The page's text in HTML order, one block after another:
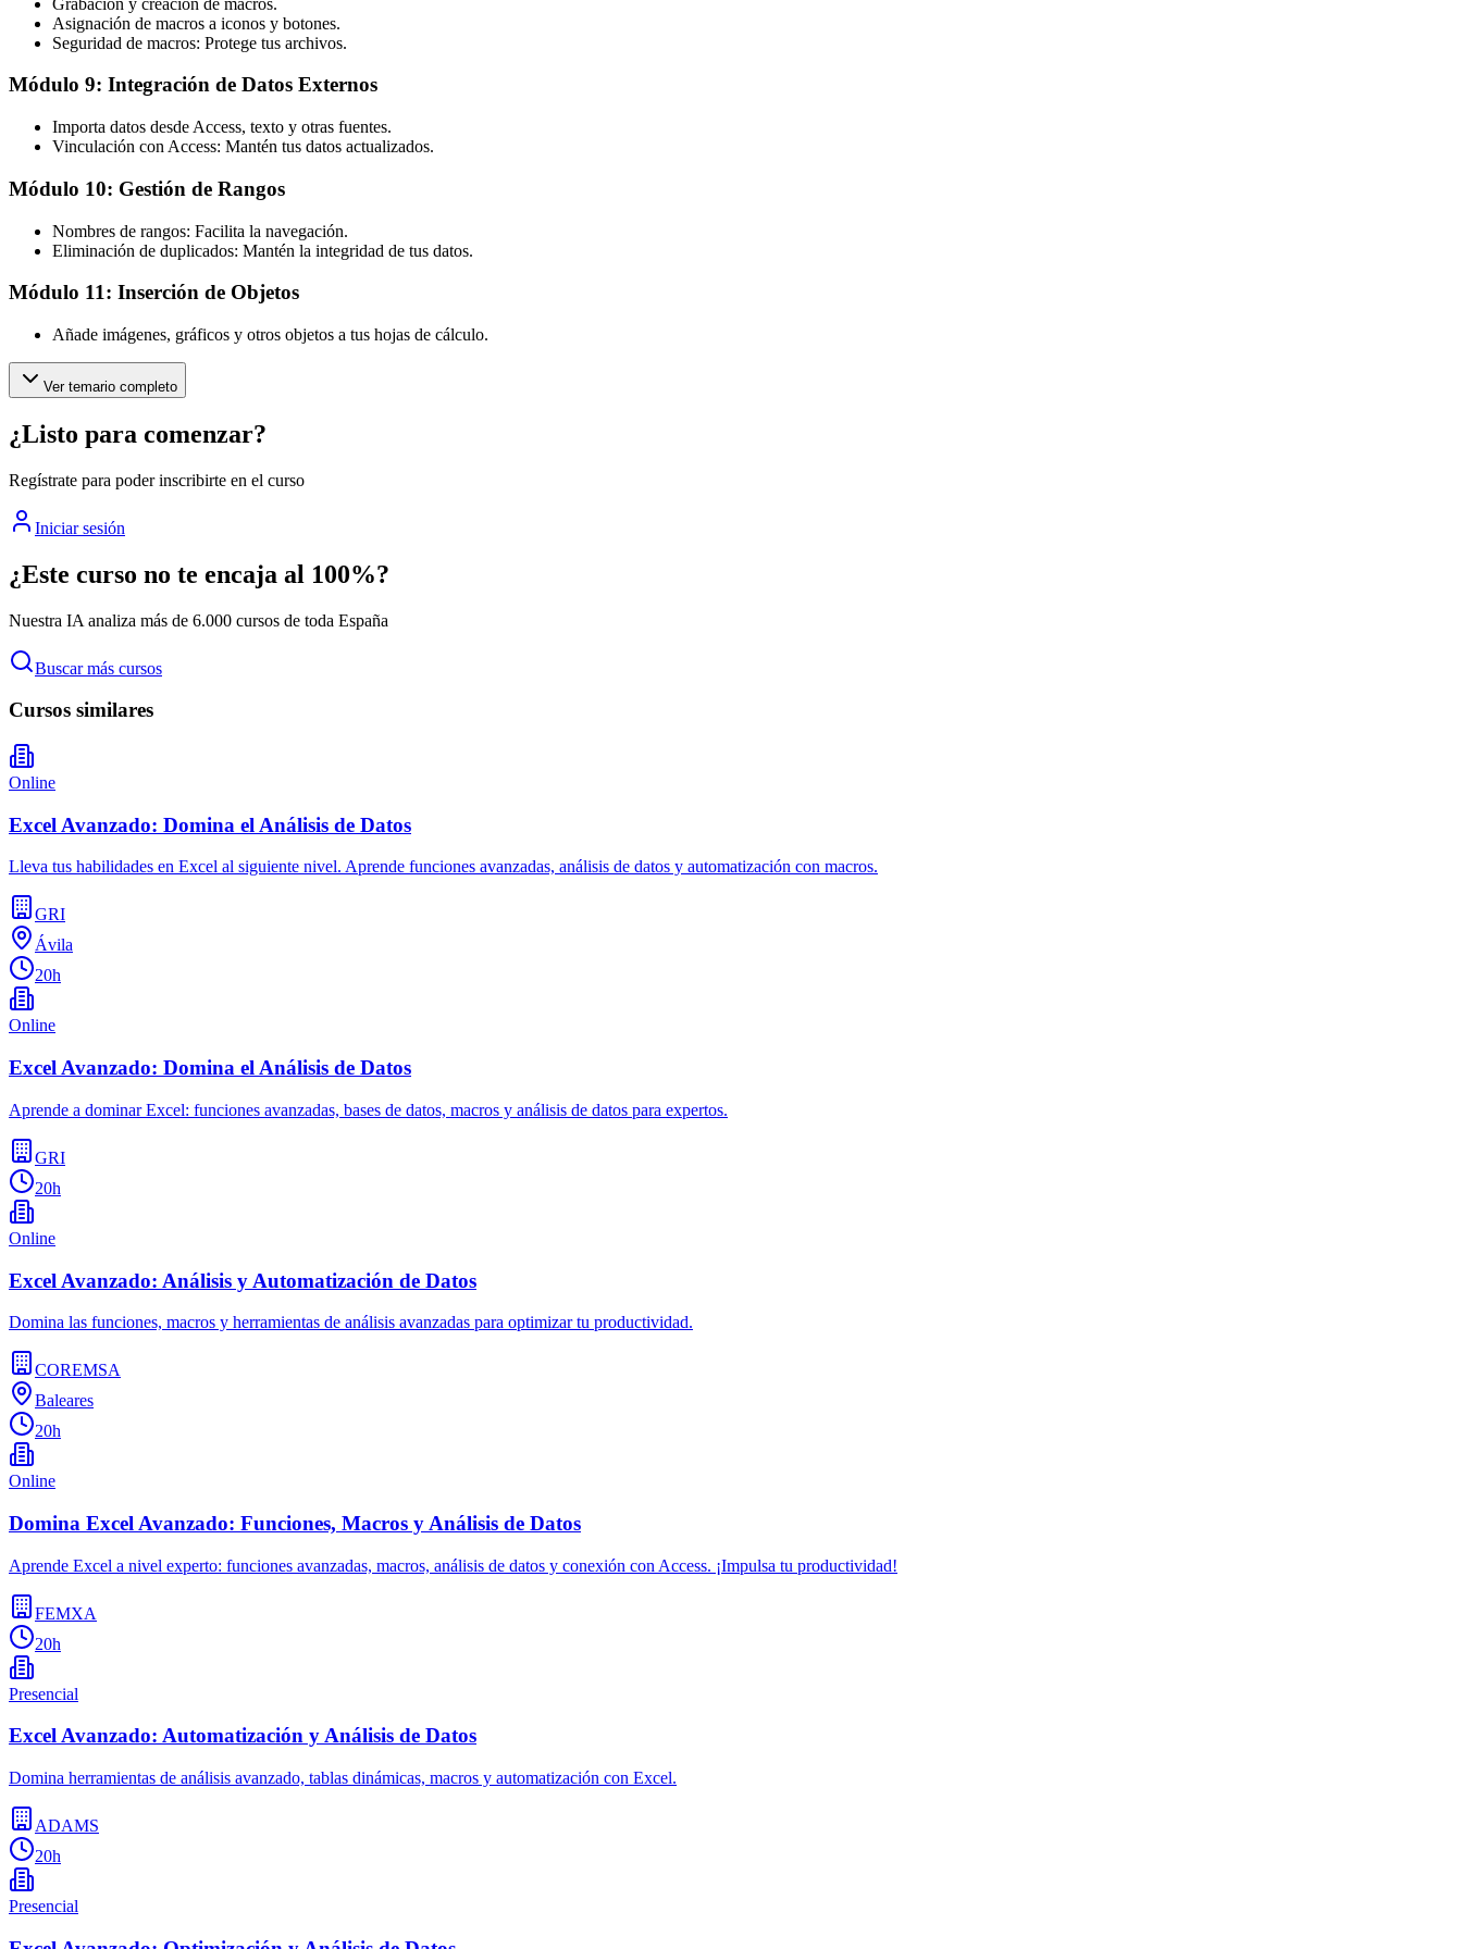
Asignación de macros a iconos y botones.
Seguridad de macros: Protege tus archivos.
Módulo 9: Integración de Datos Externos
Importa datos desde Access, texto y otras fuentes.
Vinculación con Access: Mantén tus datos actualizados.
Módulo 10: Gestión de Rangos
Nombres de rangos: Facilita la navegación.
Eliminación de duplicados: Mantén la integridad de tus datos.
Módulo 11: Inserción de Objetos
Añade imágenes, gráficos y otros objetos a tus hojas de cálculo.
Ver temario completo
¿Listo para comenzar?
Regístrate para poder inscribirte en el curso
Iniciar sesión
¿Este curso no te encaja al 100%?
Nuestra IA analiza más de 6.000 cursos de toda España
Buscar más cursos
Cursos similares
Online
Excel Avanzado: Domina el Análisis de Datos
Lleva tus habilidades en Excel al siguiente nivel. Aprende funciones avanzadas, análisis de datos y automatización con macros.
GRI
Ávila
20h
Online
Excel Avanzado: Domina el Análisis de Datos
Aprende a dominar Excel: funciones avanzadas, bases de datos, macros y análisis de datos para expertos.
GRI
20h
Online
Excel Avanzado: Análisis y Automatización de Datos
Domina las funciones, macros y herramientas de análisis avanzadas para optimizar tu productividad.
COREMSA
Baleares
20h
Online
Domina Excel Avanzado: Funciones, Macros y Análisis de Datos
Aprende Excel a nivel experto: funciones avanzadas, macros, análisis de datos y conexión con Access. ¡Impulsa tu productividad!
FEMXA
20h
Presencial
Excel Avanzado: Automatización y Análisis de Datos
Domina herramientas de análisis avanzado, tablas dinámicas, macros y automatización con Excel.
ADAMS
20h
Presencial